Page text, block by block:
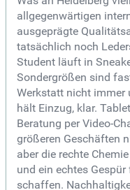
allgegenwärtigen
ausgeprägte
tatsächlich noch
Student läuft in
Sondergrößen sind
Werkstatt nicht immer
hält Einzug, klar.
Beratung per Video-
größeren Geschäften
aber die rechte
und ein echtes
schaffen.